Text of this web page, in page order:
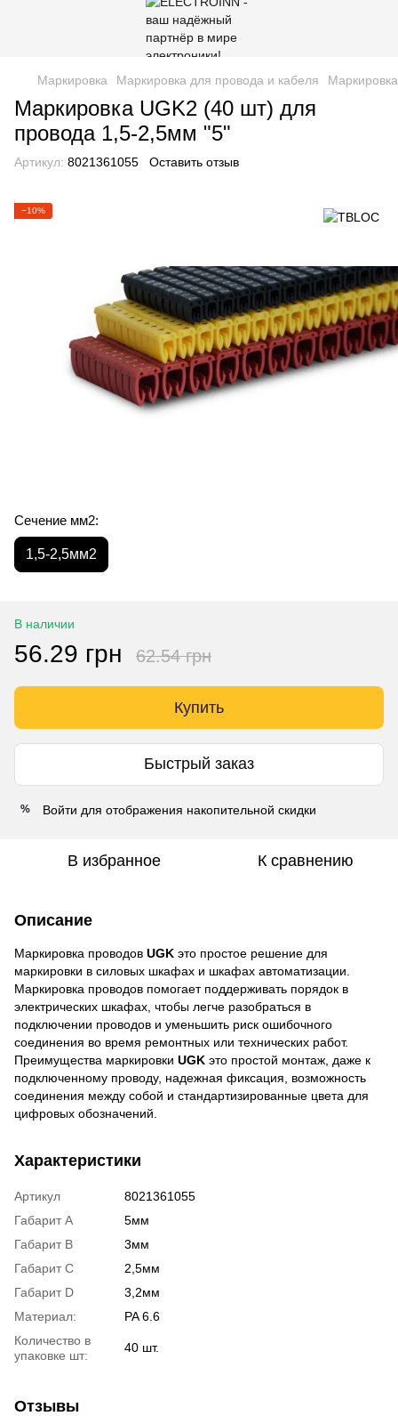
Маркировка Маркировка для провода и кабеля
Маркировка UGK2 (40 шт) для
провода 1,5-2,5мм "5"
Артикул: 8021361055 Оставить отзыв
−10%
Сечение мм2:
1,5-2,5мм2
В наличии
56.29 грн 62.54 грн
Купить
Быстрый заказ
% Войти для отображения накопительной скидки
В избранное К сравнению
Описание
Маркировка проводов UGK это простое решение для
маркировки в силовых шкафах и шкафах автоматизации.
Маркировка проводов помогает поддерживать порядок в
электрических шкафах, чтобы легче разобраться в
подключении проводов и уменьшить риск ошибочного
соединения во время ремонтных или технических работ.
Преимущества маркировки UGK это простой монтаж, даже к
подключенному проводу, надежная фиксация, возможность
соединения между собой и стандартизированные цвета для
цифровых обозначений.
Характеристики
Артикул
8021361055
Габарит A
5мм
Габарит B
3мм
Габарит C
2,5мм
Габарит D
3,2мм
Материал:
PA 6.6
Количество в
упаковке шт:
40 шт.
Отзывы